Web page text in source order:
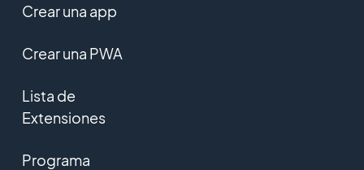
Crear una app
Crear una PWA
Lista de
Extensiones
Programa